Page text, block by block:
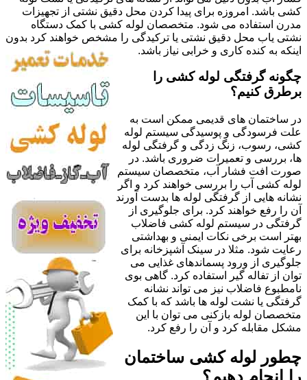
کشی باشد. امروزه برای پیدا کردن محل دقیق نشتی از تجهیزات
مدرن استفاده می شود. متخصصان لوله کشی با کمک دستگاه
نشتی یاب محل دقیق نشتی یا ترکیدگی را مشخص خواهند کرد بدون
اینکه به کنده کاری و خرابی نیاز باشد.
چگونه گرفتگی لوله کشی را
برطرق کنیم؟
در ساختمان های قدیمی ممکن است به
علت فرسودگی و پوسیدگی سیستم لوله
کشی، رسوب، زنگ زدگی و گرفتگی لوله
ها، بررسی و تعمیرات ضروری باشد. در
صورت افت فشار آب، متخصصان سیستم
لوله کشی آب را بررسی خواهند کرد و اگر
نشانه هایی از گرفتگی لوله ها بدست آورند
آن را رفع خواهند کرد. برای جلوگیری از
گرفتگی در سیستم لوله کشی فاضلاب
بهتر است برخی نکات ایمنی و بهداشتی
رعایت شود. مثلا در سینک آشپزخانه برای
جلوگیری از ورود پسماندهای غذایی می
توان از تفاله گیر استفاده کرد. گاهی بوی
نامطبوع فاضلاب نیز می تواند نشانه
گرفتگی یا نشت لوله ها باشد که با کمک
متخصصان لوله بازکنی می توان با این
مشکل مقابله کرد و آن را رفع کرد.
چطور لوله کشی ساختمان
را انجام دهیم؟